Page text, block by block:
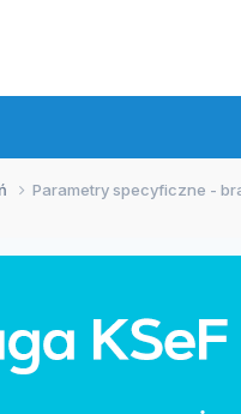
Parametry specyficzne -